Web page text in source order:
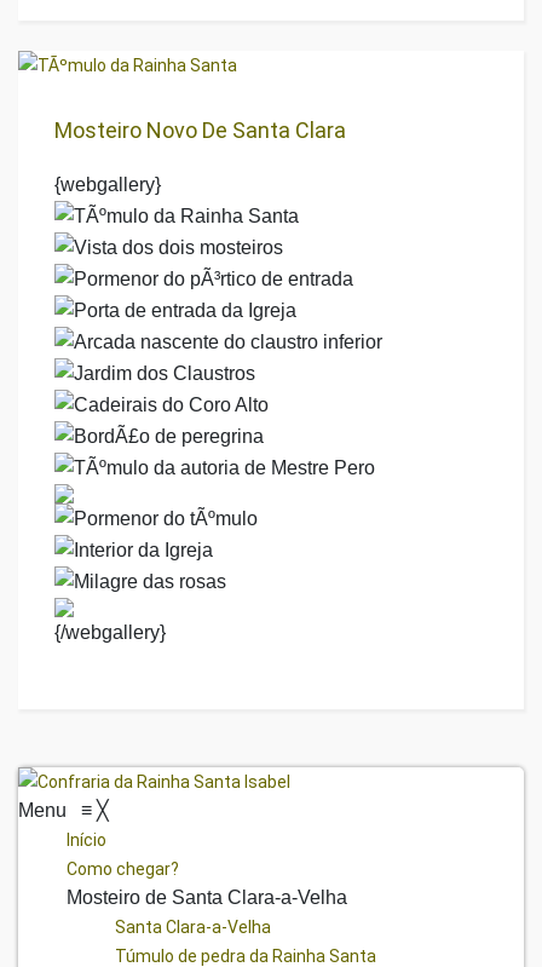
Mosteiro Novo De Santa Clara
{webgallery}
{/webgallery}
Menu ≡ ╳
Início
Como chegar?
Mosteiro de Santa Clara-a-Velha
Santa Clara-a-Velha
Túmulo de pedra da Rainha Santa